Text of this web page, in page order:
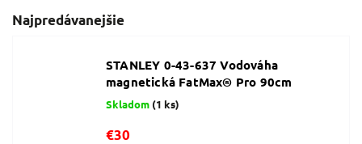
Najpredávanejšie
STANLEY 0-43-637 Vodováha
magnetická FatMax® Pro 90cm
Skladom (1 ks)
€30